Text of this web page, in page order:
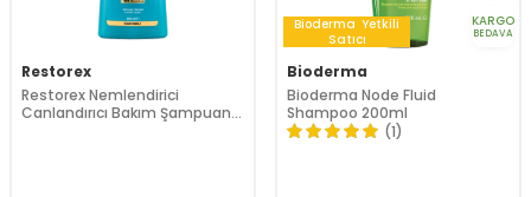
Restorex
Restorex Nemlendirici
Canlandırıcı Bakım Şampuanı
Bioderma Yetkili
Satıcı
KARGO
BEDAVA
Bioderma
Bioderma Node Fluid
Shampoo 200ml
(1)